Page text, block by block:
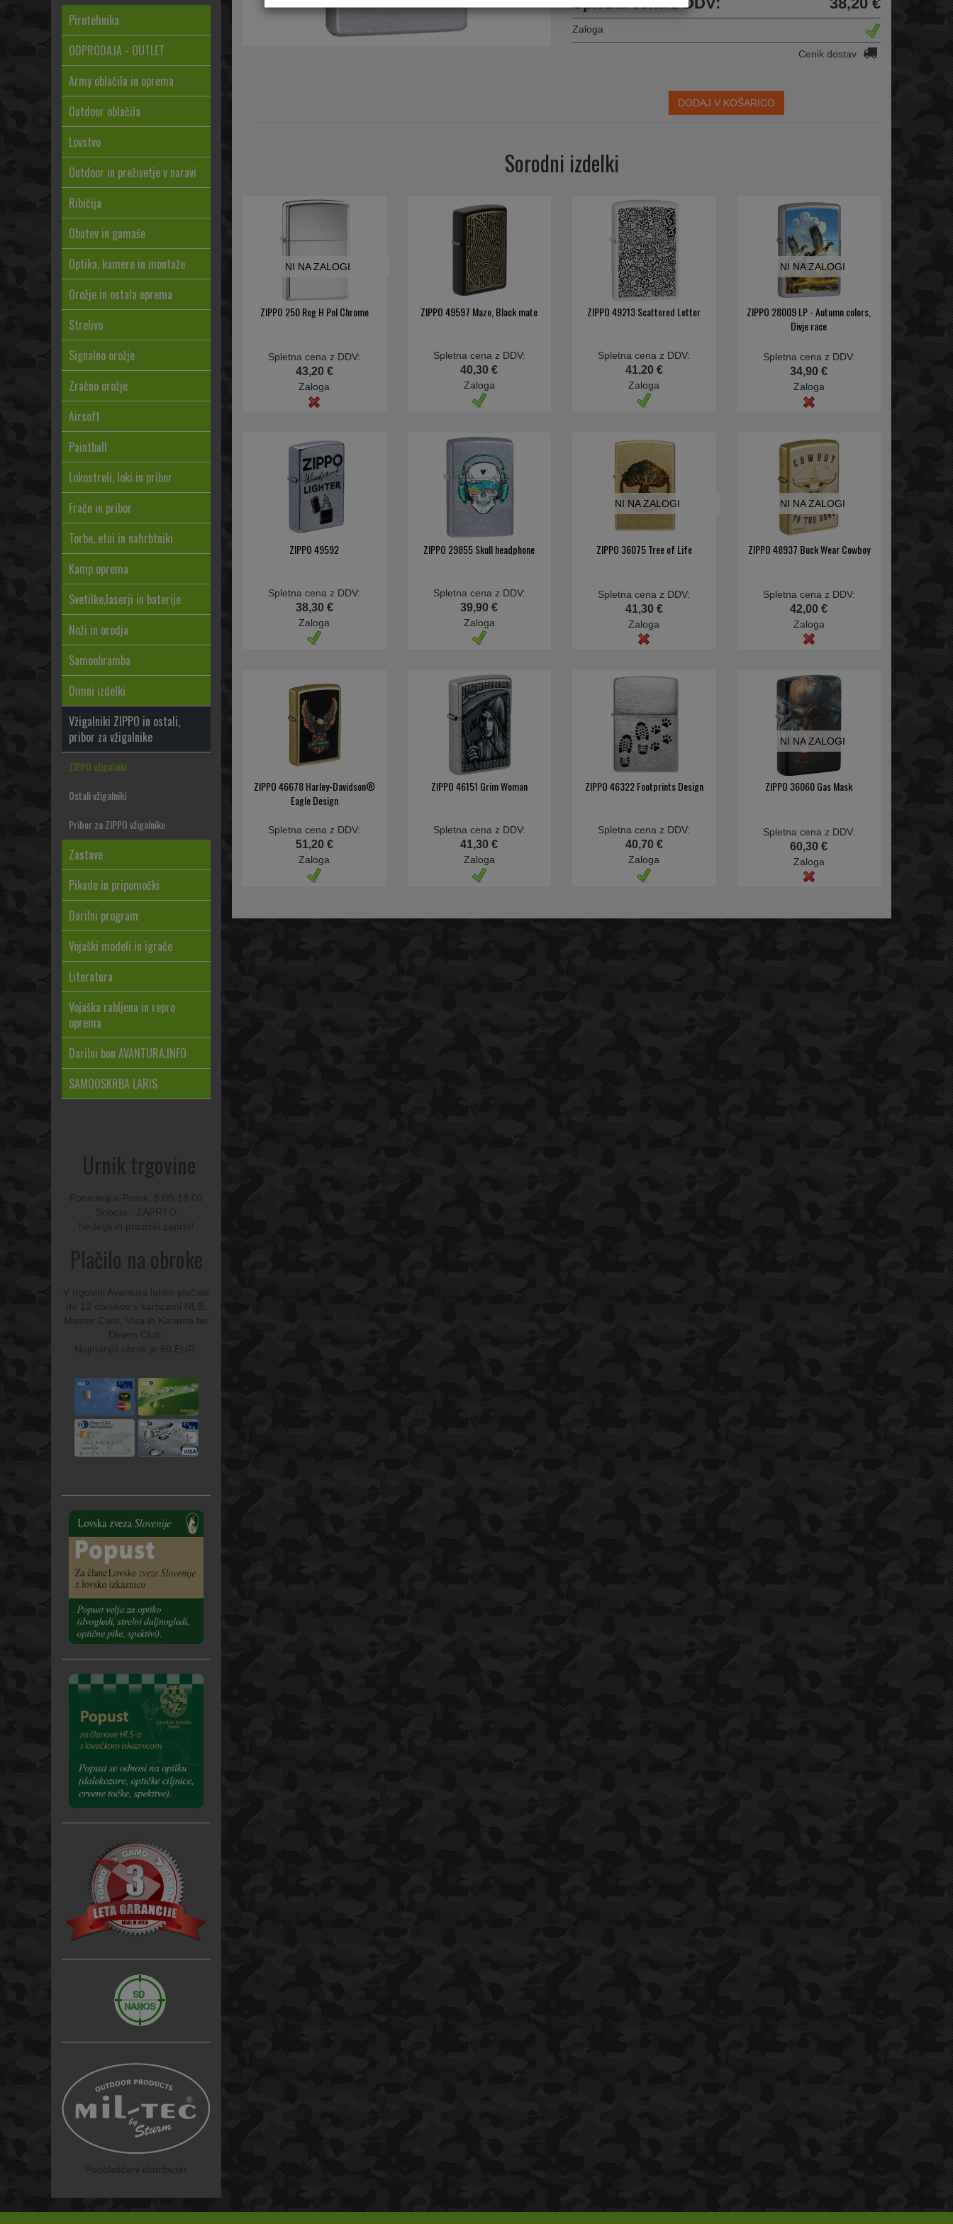
Pirotehnika
ODPRODAJA - OUTLET
Army oblačila in oprema
Outdoor oblačila
Lovstvo
Outdoor in preživetje v naravi
Ribičija
Obutev in gamaše
Optika, kamere in montaže
Orožje in ostala oprema
Strelivo
Signalno orožje
Zračno orožje
Airsoft
Paintball
Lokostreli, loki in pribor
Frače in pribor
Torbe, etui in nahrbtniki
Kamp oprema
Svetilke,laserji in baterije
Noži in orodja
Samoobramba
Dimni izdelki
Vžigalniki ZIPPO in ostali,
pribor za vžigalnike
ZIPPO vžigalniki
Ostali vžigalniki
Pribor za ZIPPO vžigalnike
Zastave
Pikade in pripomočki
Darilni program
Vojaški modeli in igrače
Literatura
Vojaška rabljena in repro
oprema
Darilni bon AVANTURA.INFO
SAMOOSKRBA LARIS
Urnik trgovine
Ponedeljek-Petek: 8:00-18:00
Sobota : ZAPRTO
Nedelja in prazniki zaprto!
Plačilo na obroke
V trgovini Avantura lahko plačate
do 12 obrokov s karticami NLB:
Master Card, Visa in Karanta ter
Diners Club.
Najmanjši obrok je 60 EUR.
Pooblaščeni distributer
Zaloga
Cenik dostav
DODAJ V KOŠARICO
Sorodni izdelki
NI NA ZALOGI
ZIPPO 250 Reg H Pol Chrome
Spletna cena z DDV:
43,20 €
Zaloga
ZIPPO 49597 Maze, Black mate
Spletna cena z DDV:
40,30 €
Zaloga
ZIPPO 49213 Scattered Letter
Spletna cena z DDV:
41,20 €
Zaloga
NI NA ZALOGI
ZIPPO 28009 LP - Autumn colors,
Divje race
Spletna cena z DDV:
34,90 €
Zaloga
ZIPPO 49592
Spletna cena z DDV:
38,30 €
Zaloga
ZIPPO 29855 Skull headphone
Spletna cena z DDV:
39,90 €
Zaloga
NI NA ZALOGI
ZIPPO 36075 Tree of Life
Spletna cena z DDV:
41,30 €
Zaloga
NI NA ZALOGI
ZIPPO 48937 Buck Wear Cowboy
Spletna cena z DDV:
42,00 €
Zaloga
ZIPPO 46678 Harley-Davidson®
Eagle Design
Spletna cena z DDV:
51,20 €
Zaloga
ZIPPO 46151 Grim Woman
Spletna cena z DDV:
41,30 €
Zaloga
ZIPPO 46322 Footprints Design
Spletna cena z DDV:
40,70 €
Zaloga
NI NA ZALOGI
ZIPPO 36060 Gas Mask
Spletna cena z DDV:
60,30 €
Zaloga